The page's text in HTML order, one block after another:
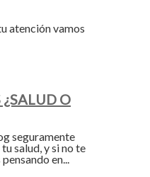
atención vamos
O
seguramente
salud, y si no te
en...